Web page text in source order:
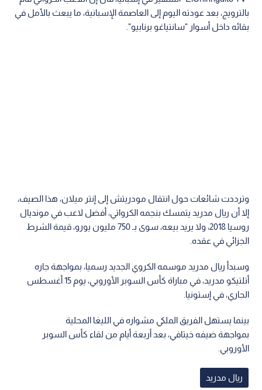
بالترويج، بعد عودته اليوم إلى العاصمة الإسبانية، ما يبعث بالأمل في
بقائه داخل أسوار "سانتياغو برنابيو".
وترددت شائعات حول انتقال مودريتش إلى إنتر ميلان، هذا الصيف،
إلا أن ريال مدريد يتمسك بنجمه الكرواتي، أفضل لاعب في مونديال
روسيا 2018، ولا يريد بيعه، سوى بـ 750 مليون يورو، قيمة الشرط
الجزائي في عقده.
وسبدأ ريال مدريد موسمه الكروي الجديد رسميا، بمواجهة جاره
أتلتيكو مدريد، في مباراة كأس السوبر الأوروبي، يوم 15 أغسطس
الجاري، في إستونيا.
بينما يستهل الفريق الملكي مشواره في الليغا المحلية
بمواجهة ضيفه خيتافي، بعد أربعة أيام من لقاء كأس السوبر
الأوروبي.
ريال مدريد